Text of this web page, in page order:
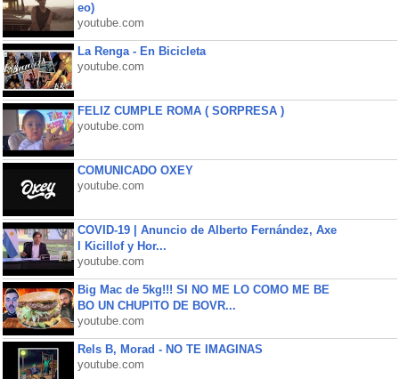
eo)
youtube.com
La Renga - En Bicicleta
youtube.com
FELIZ CUMPLE ROMA ( SORPRESA )
youtube.com
COMUNICADO OXEY
youtube.com
COVID-19 | Anuncio de Alberto Fernández, Axe
l Kicillof y Hor...
youtube.com
Big Mac de 5kg!!! SI NO ME LO COMO ME BE
BO UN CHUPITO DE BOVR...
youtube.com
Rels B, Morad - NO TE IMAGINAS
youtube.com